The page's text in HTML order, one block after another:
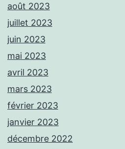
août 2023
juillet 2023
juin 2023
mai 2023
avril 2023
mars 2023
février 2023
janvier 2023
décembre 2022